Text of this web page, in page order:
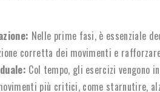
Nelle prime fasi, è essenziale
corretta dei movimenti e
Col tempo, gli esercizi vengono
più critici, come starnutire,